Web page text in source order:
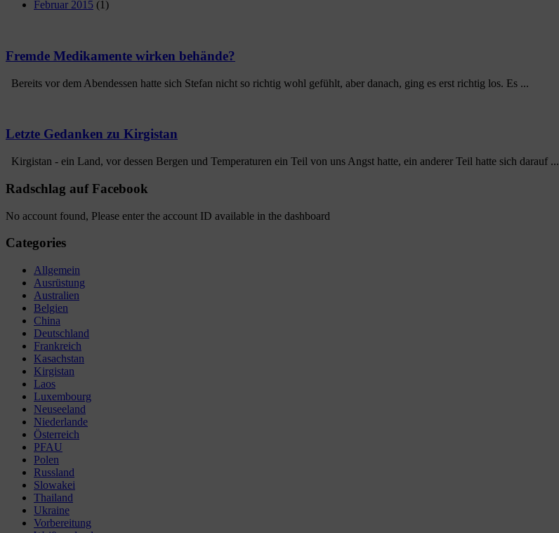
Februar 2015 (1)
Fremde Medikamente wirken behände?
Bereits vor dem Abendessen hatte sich Stefan nicht so richtig wohl gefühlt, aber danach, ging es erst richtig los. Es ...
Letzte Gedanken zu Kirgistan
Kirgistan - ein Land, vor dessen Bergen und Temperaturen ein Teil von uns Angst hatte, ein anderer Teil hatte sich darauf ...
Radschlag auf Facebook
No account found, Please enter the account ID available in the dashboard
Categories
Allgemein
Ausrüstung
Australien
Belgien
China
Deutschland
Frankreich
Kasachstan
Kirgistan
Laos
Luxembourg
Neuseeland
Niederlande
Österreich
PFAU
Polen
Russland
Slowakei
Thailand
Ukraine
Vorbereitung